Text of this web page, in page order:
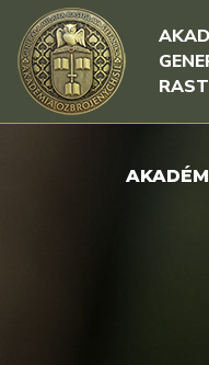
Rovno na obsah
Rovno na menu